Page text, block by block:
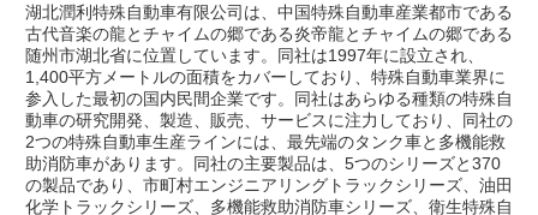
湖北潤利特殊自動車有限公司は、中国特殊自動車産業都市である
古代音楽の龍とチャイムの郷である炎帝龍とチャイムの郷である
随州市湖北省に位置しています。同社は1997年に設立され、
1,400平方メートルの面積をカバーしており、特殊自動車業界に
参入した最初の国内民間企業です。同社はあらゆる種類の特殊自
動車の研究開発、製造、販売、サービスに注力しており、同社の
2つの特殊自動車生産ラインには、最先端のタンク車と多機能救
助消防車があります。同社の主要製品は、5つのシリーズと370
の製品であり、市町村エンジニアリングトラックシリーズ、油田
化学トラックシリーズ、多機能救助消防車シリーズ、衛生特殊自